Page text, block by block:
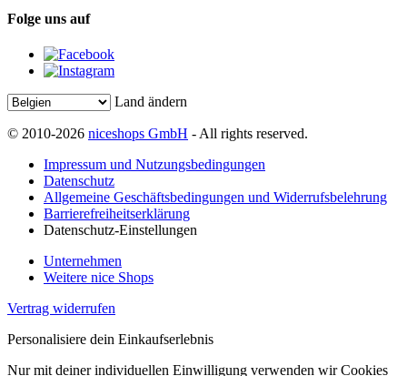
Folge uns auf
Land ändern
© 2010-2026 niceshops GmbH - All rights reserved.
Impressum und Nutzungsbedingungen
Datenschutz
Allgemeine Geschäftsbedingungen und Widerrufsbelehrung
Barrierefreiheitserklärung
Datenschutz-Einstellungen
Unternehmen
Weitere nice Shops
Vertrag widerrufen
Personalisiere dein Einkaufserlebnis
Nur mit deiner individuellen Einwilligung verwenden wir Cookies